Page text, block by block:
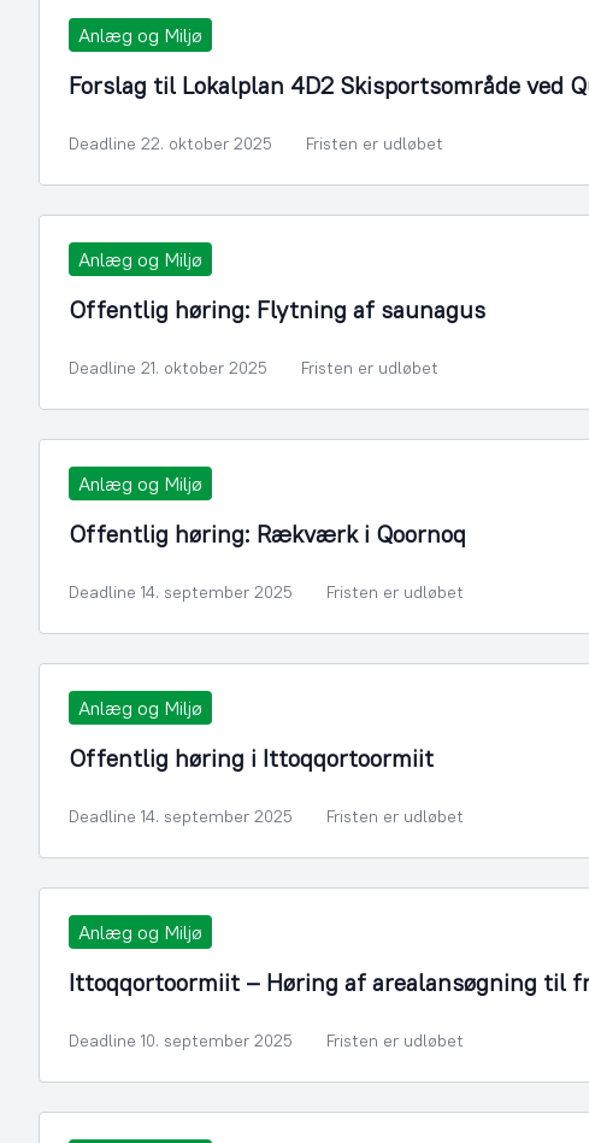
Anlæg og Miljø
Forslag til Lokalplan 4D2 Skisportsområde ved
Deadline 22. oktober 2025 Fristen er udløbet
Anlæg og Miljø
Offentlig høring: Flytning af saunagus
Deadline 21. oktober 2025 Fristen er udløbet
Anlæg og Miljø
Offentlig høring: Rækværk i Qoornoq
Deadline 14. september 2025 Fristen er udløbet
Anlæg og Miljø
Offentlig høring i Ittoqqortoormiit
Deadline 14. september 2025 Fristen er udløbet
Anlæg og Miljø
Ittoqqortoormiit – Høring af arealansøgning til
Deadline 10. september 2025 Fristen er udløbet